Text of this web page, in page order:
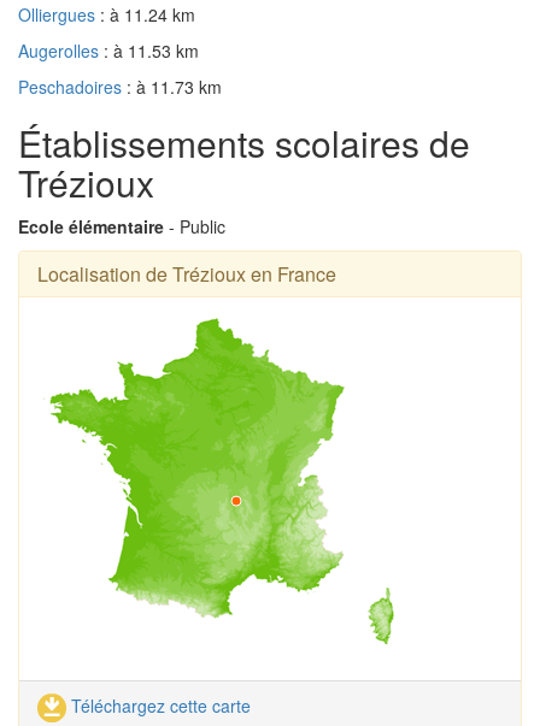
Olliergues : à 11.24 km
Augerolles : à 11.53 km
Peschadoires : à 11.73 km
Établissements scolaires de
Trézioux
Ecole élémentaire - Public
Localisation de Trézioux en France
Téléchargez cette carte